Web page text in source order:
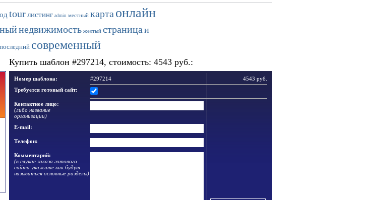
tourлистинг admin местный карта онлайн
недвижимость желтый страница и
последний современный
Купить шаблон #297214, стоимость: 4543 руб.:
Номер шаблона: #297214
4543 руб.
Требуется готовый сайт:
Контактное лицо:
(либо название
организации)
E-mail:
Телефон:
Комментарий:
(в случае заказа готового
сайта укажите как будут
называться основные разделы)